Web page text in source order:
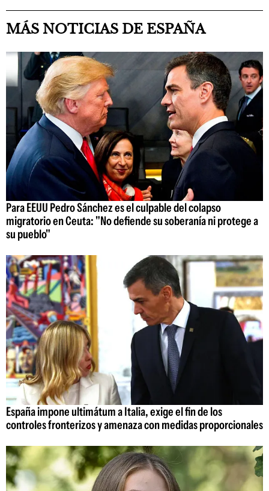
MÁS NOTICIAS DE ESPAÑA
Para EEUU Pedro Sánchez es el culpable del colapso
migratorio en Ceuta: "No defiende su soberanía ni protege a
su pueblo"
España impone ultimátum a Italia, exige el fin de los
controles fronterizos y amenaza con medidas proporcionales